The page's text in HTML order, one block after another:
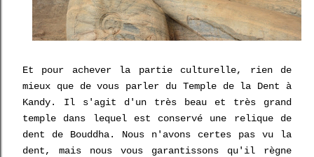
Et pour achever la partie culturelle, rien de
mieux que de vous parler du Temple de la Dent à
Kandy. Il s'agit d'un très beau et très grand
temple dans lequel est conservé une relique de
dent de Bouddha. Nous n'avons certes pas vu la
dent, mais nous vous garantissons qu'il règne